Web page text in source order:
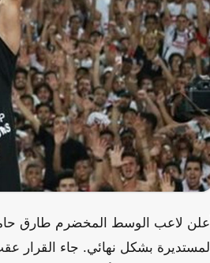
أعلن لاعب الوسط المخضرم طارق
المستديرة بشكل نهائي. جاء القرار